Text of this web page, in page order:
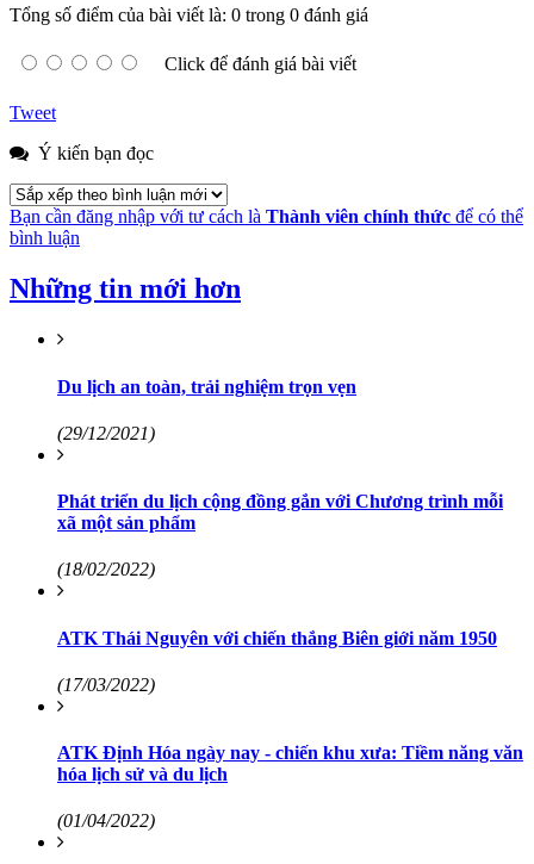
Tổng số điểm của bài viết là: 0 trong 0 đánh giá
Click để đánh giá bài viết
Tweet
Ý kiến bạn đọc
Bạn cần đăng nhập với tư cách là Thành viên chính thức để có thể
bình luận
Những tin mới hơn
Du lịch an toàn, trải nghiệm trọn vẹn
(29/12/2021)
Phát triển du lịch cộng đồng gắn với Chương trình mỗi
xã một sản phẩm
(18/02/2022)
ATK Thái Nguyên với chiến thắng Biên giới năm 1950
(17/03/2022)
ATK Định Hóa ngày nay - chiến khu xưa: Tiềm năng văn
hóa lịch sử và du lịch
(01/04/2022)